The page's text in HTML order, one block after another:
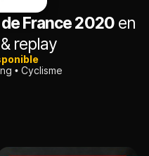
France 2020en
replay
Cyclisme